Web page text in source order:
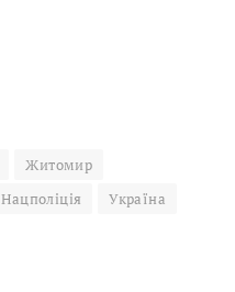
Житомир
Нацполіція
Україна